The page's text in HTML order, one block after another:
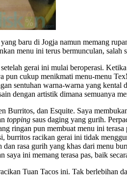
baru di Jogja namun memang
menu ini terus bermunculan, salah
gerai ini mulai beroperasi.
cukup menikmati menu-menu
sentuhan warna-warna yang
dengan artistik dimana semuanya
Burritos, dan Esquite. Saya
topping saus daging yang gurih.
ringan pun membuat menu ini terasa
burritos racikan gerai ini tidak
rasa gurih yang khas dari menu
ini memang terasa pas, baik
Tuan Tacos ini. Tak berlebihan